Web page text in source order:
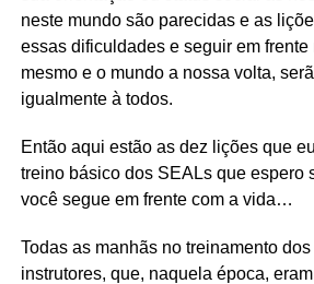
neste mundo são parecidas e as
essas dificuldades e seguir em frente
mesmo e o mundo a nossa volta,
igualmente à todos.
Então aqui estão as dez lições que
treino básico dos SEALs que espero
você segue em frente com a vida…
Todas as manhãs no treinamento
instrutores, que, naquela época,